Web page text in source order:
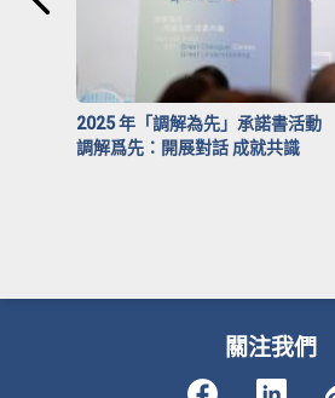
2025 年「調解為先」承諾書活動
調解爲先：開展對話 成就共識
關注我們